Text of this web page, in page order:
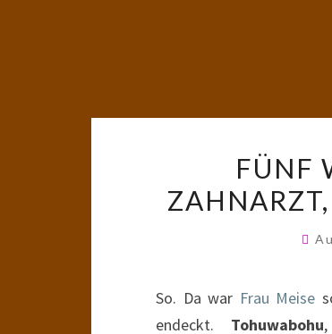
FÜNF
So. Da war Frau Meise
endeckt. Tohuwabohu